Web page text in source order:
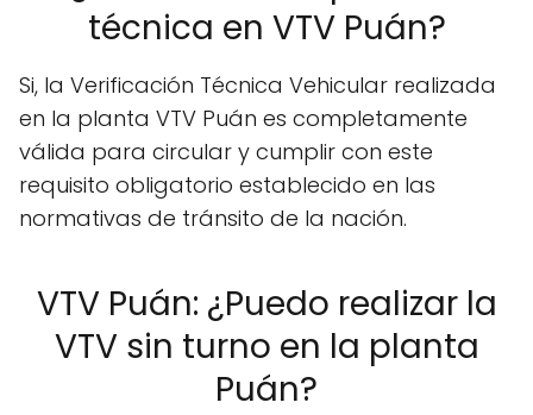
técnica en VTV Puán?
Si, la Verificación Técnica Vehicular realizada
en la planta VTV Puán es completamente
válida para circular y cumplir con este
requisito obligatorio establecido en las
normativas de tránsito de la nación.
VTV Puán: ¿Puedo realizar la
VTV sin turno en la planta
Puán?